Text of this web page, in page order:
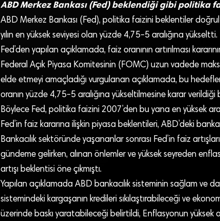
ABD Merkez Bankası (Fed) beklendiği gibi politika
ABD Merkez Bankası (Fed), politika faizini beklentiler
yılın en yüksek seviyesi olan yüzde 4,75-5 aralığına yükseltti.
Fed’den yapılan açıklamada, faiz oranının artırılması
Federal Açık Piyasa Komitesinin (FOMC) uzun vadede
elde etmeyi amaçladığı vurgulanan açıklamada, bu
oranın yüzde 4,75-5 aralığına yükseltilmesine karar verildiği
Böylece Fed, politika faizini 2007’den bu yana en yüksek
Fed’in faiz kararına ilişkin piyasa beklentileri, ABD’deki
Bankacılık sektöründe yaşananlar sonrası Fed’in faiz
gündeme gelirken, alınan önlemler ve yüksek seyreden
artışı beklentisi öne çıkmıştı.
Yapılan açıklamada ABD bankacılık sisteminin sağlam ve
sistemindeki kargaşanın kredileri sıkılaştırabileceği ve
üzerinde baskı yaratabileceği belirtildi, Enflasyonun